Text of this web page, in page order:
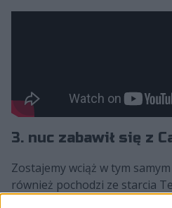
3. nuc zabawił się z
Zostajemy wciąż w tym
również pochodzi ze starcia